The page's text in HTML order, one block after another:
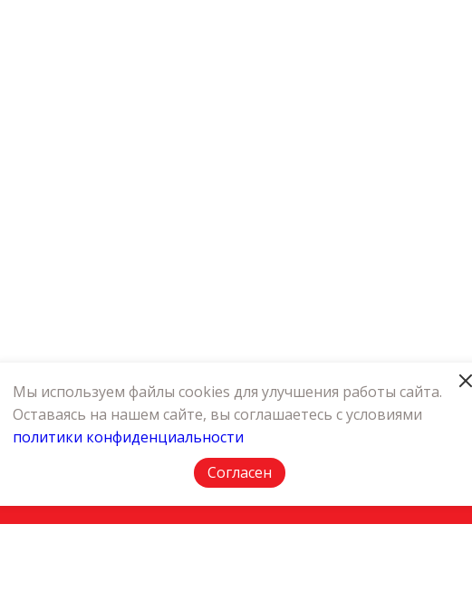
КОНТАКТЫ ПОЛИТИКА КОНФИДЕНЦИАЛЬНОСТИ
Мы используем файлы cookies для улучшения работы сайта.
Оставаясь на нашем сайте, вы соглашаетесь с условиями
политики конфиденциальности
Согласен